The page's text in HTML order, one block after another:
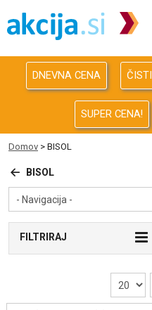
Gaming
Odprodaja
Računalništvo
Računalništvo za podjetja
Avdio Video Foto
Energija
Oprema za pisarno in dom
DNEVNA CENA
SUPER CENA!
Domov > BISOL
BISOL
FILTRIRAJ